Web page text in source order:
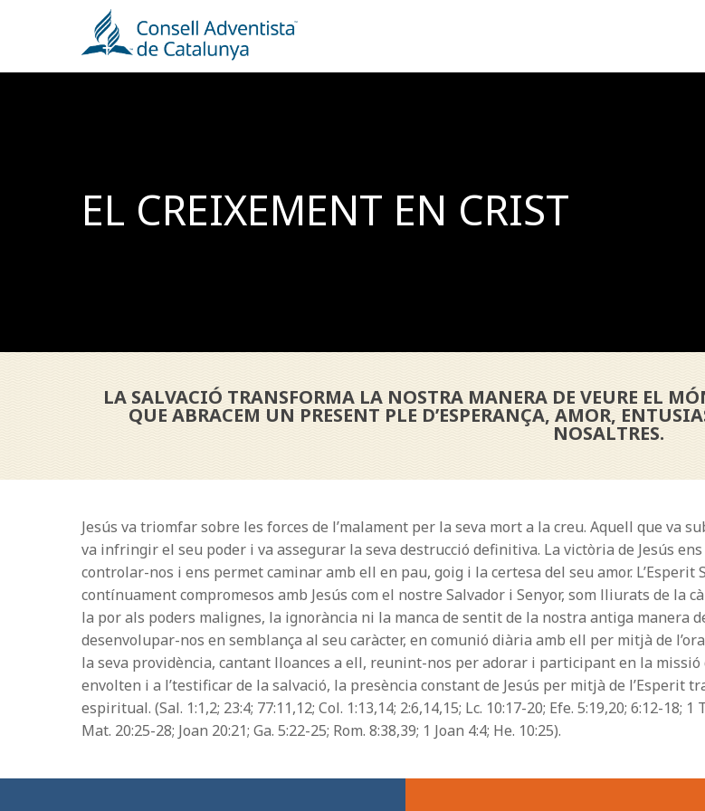
content
EL CREIXEMENT EN CRIST
LA SALVACIÓ TRANSFORMA LA NOSTRA MANERA DE VEURE EL
QUE ABRACEM UN PRESENT PLE D’ESPERANÇA, AMOR,
NOSALTRES.
Jesús va triomfar sobre les forces de l’malament per la seva mort a la creu. Aquell que
va infringir el seu poder i va assegurar la seva destrucció definitiva. La victòria de Jesús
controlar-nos i ens permet caminar amb ell en pau, goig i la certesa del seu amor. L’Esperit
contínuament compromesos amb Jesús com el nostre Salvador i Senyor, som lliurats de la
la por als poders malignes, la ignorància ni la manca de sentit de la nostra antiga manera
desenvolupar-nos en semblança al seu caràcter, en comunió diària amb ell per mitjà de
la seva providència, cantant lloances a ell, reunint-nos per adorar i participant en la missió
envolten i a l’testificar de la salvació, la presència constant de Jesús per mitjà de l’Esperit
espiritual. (Sal. 1:1,2; 23:4; 77:11,12; Col. 1:13,14; 2:6,14,15; Lc. 10:17-20; Efe. 5:19,20; 6:12-18; 1
Mat. 20:25-28; Joan 20:21; Ga. 5:22-25; Rom. 8:38,39; 1 Joan 4:4; He. 10:25).